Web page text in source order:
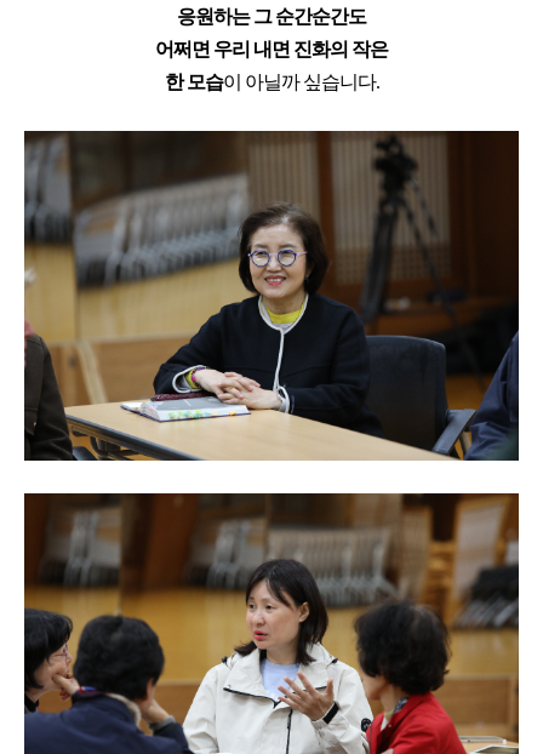
응원하는 그 순간순간도
어쩌면 우리 내면 진화의 작은
한 모습이 아닐까 싶습니다.